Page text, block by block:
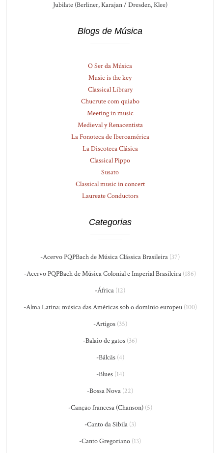
Jubilate (Berliner, Karajan / Dresden, Klee)
Blogs de Música
O Ser da Música
Music is the key
Classical Library
Chucrute com quiabo
Meeting in music
Medieval y Renacentista
La Fonoteca de Iberoamérica
La Discoteca Clásica
Classical Pippo
Susato
Classical music in concert
Laureate Conductors
Categorias
-Acervo PQPBach de Música Clássica Brasileira (37)
-Acervo PQPBach de Música Colonial e Imperial Brasileira (186)
-África (12)
-Alma Latina: música das Américas sob o domínio europeu(100)
-Artigos(35)
-Balaio de gatos (36)
-Bálcãs(4)
-Blues(14)
-Bossa Nova (22)
-Canção francesa (Chanson)(5)
-Canto da Sibila(3)
-Canto Gregoriano (13)